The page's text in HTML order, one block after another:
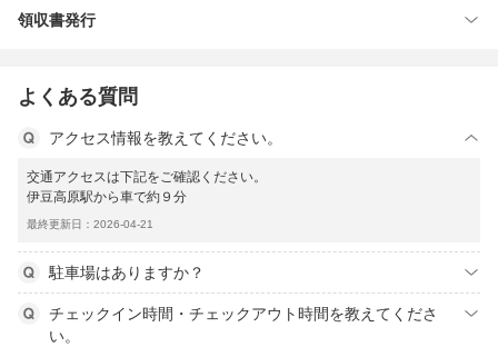
領収書発行
よくある質問
アクセス情報を教えてください。
交通アクセスは下記をご確認ください。
伊豆高原駅から車で約９分
最終更新日：2026-04-21
駐車場はありますか？
チェックイン時間・チェックアウト時間を教えてくださ
い。